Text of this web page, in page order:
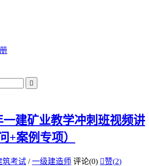

一建矿业教学冲刺班视频讲
+案例专项）
筑考试 /一级建造师 评论(0) 赞(2)